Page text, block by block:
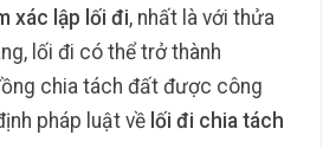
xác lập lối đi, nhất là với thửa
lối đi có thể trở thành
chia tách đất được công
pháp luật về lối đi chia tách